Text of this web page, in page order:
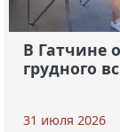
В Гатчине
грудного
31 июля 2026